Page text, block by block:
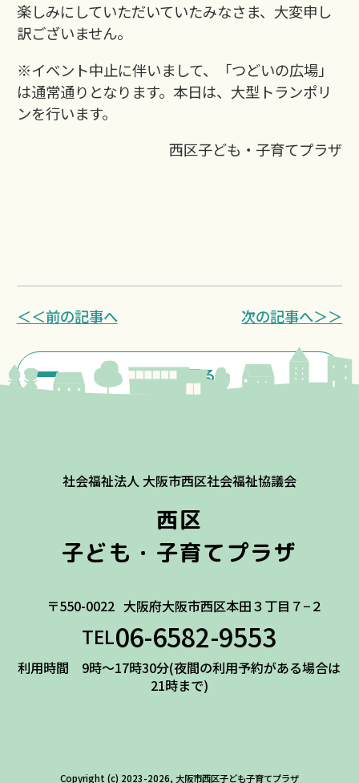
楽しみにしていただいていたみなさま、大変申し
訳ございません。
※イベント中止に伴いまして、「つどいの広場」
は通常通りとなります。本日は、大型トランポリ
ンを行います。
西区子ども・子育てプラザ
＜＜前の記事へ
一覧に戻る
次の記事へ＞＞
社会福祉法人 大阪市西区社会福祉協議会
西区
子ども・子育てプラザ
〒550-0022 大阪府大阪市西区本田３丁目７−２
TEL06-6582-9553
利用時間 9時～17時30分(夜間の利用予約がある場合は
21時まで)
Copyright (c) 2023-2026, 大阪市西区子ども子育てプラザ